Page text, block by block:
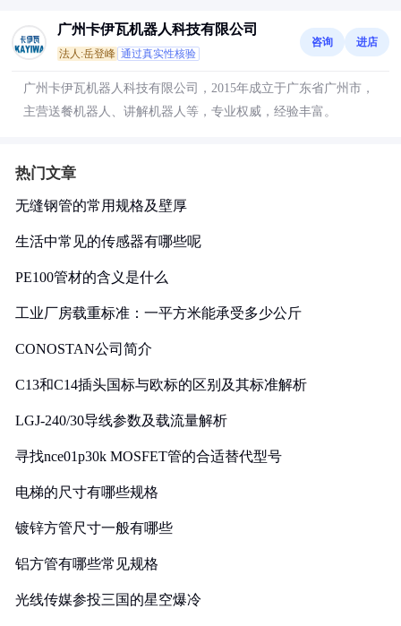
广州卡伊瓦机器人科技有限公司
法人:岳登峰 通过真实性核验
咨询 进店
广州卡伊瓦机器人科技有限公司，2015年成立于广东省广州市，
主营送餐机器人、讲解机器人等，专业权威，经验丰富。
热门文章
无缝钢管的常用规格及壁厚
生活中常见的传感器有哪些呢
PE100管材的含义是什么
工业厂房载重标准：一平方米能承受多少公斤
CONOSTAN公司简介
C13和C14插头国标与欧标的区别及其标准解析
LGJ-240/30导线参数及载流量解析
寻找nce01p30k MOSFET管的合适替代型号
电梯的尺寸有哪些规格
镀锌方管尺寸一般有哪些
铝方管有哪些常见规格
光线传媒参投三国的星空爆冷